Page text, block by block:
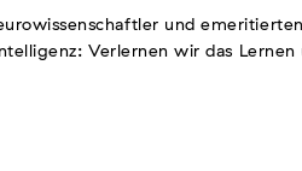
und
Verlernen wir das